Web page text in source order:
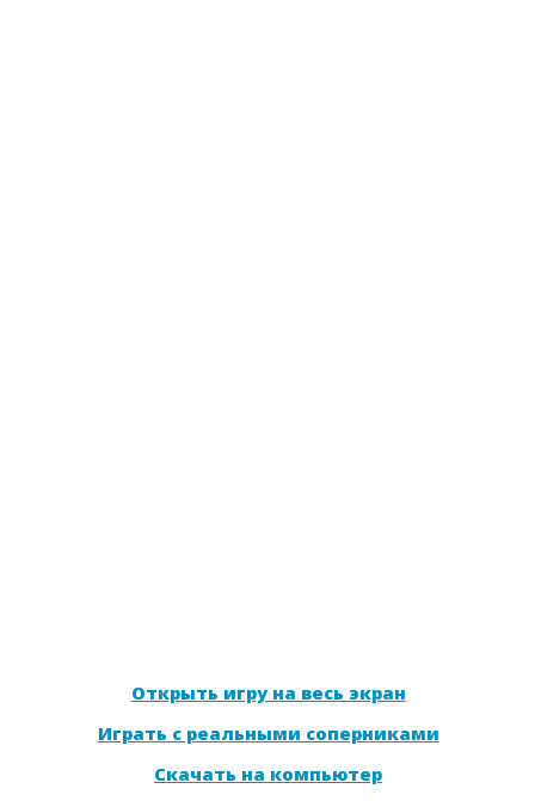
Открыть игру на весь экран
Играть с реальными соперниками
Скачать на компьютер